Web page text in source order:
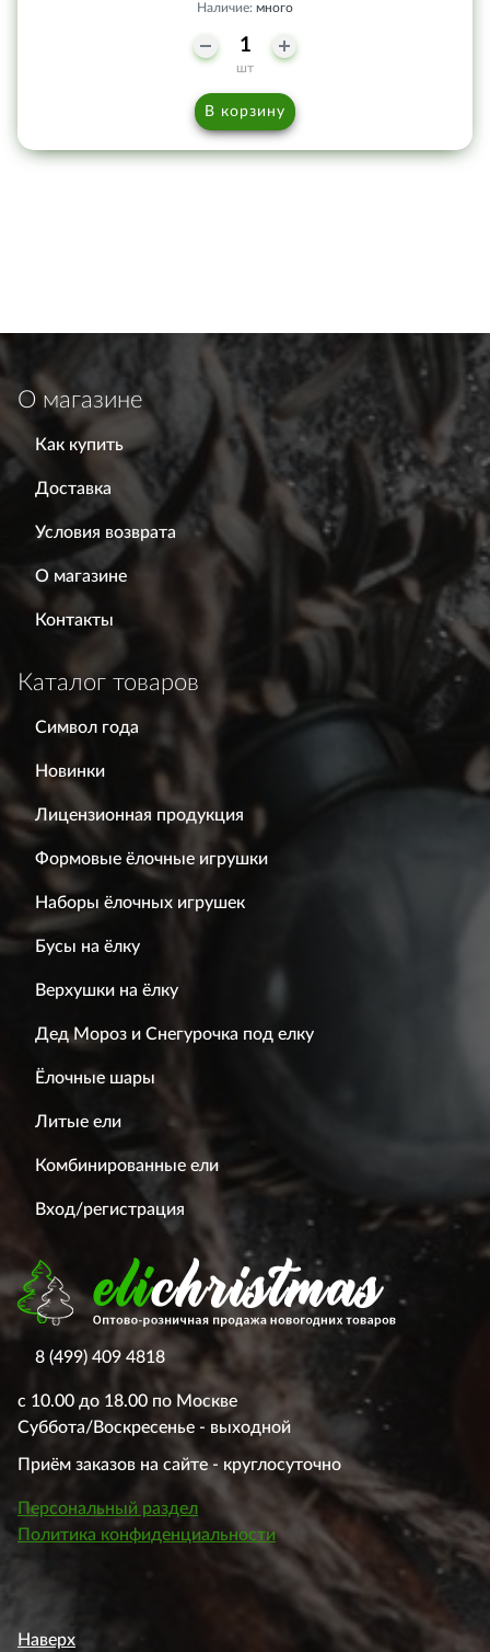
Наличие: много
шт
В корзину
О магазине
Как купить
Доставка
Условия возврата
О магазине
Контакты
Каталог товаров
Символ года
Новинки
Лицензионная продукция
Формовые ёлочные игрушки
Наборы ёлочных игрушек
Бусы на ёлку
Верхушки на ёлку
Дед Мороз и Снегурочка под елку
Ёлочные шары
Литые ели
Комбинированные ели
Вход/регистрация
8 (499) 409 4818
с 10.00 до 18.00 по Москве
Суббота/Воскресенье - выходной
Приём заказов на сайте - круглосуточно
Персональный раздел
Политика конфиденциальности
Наверх